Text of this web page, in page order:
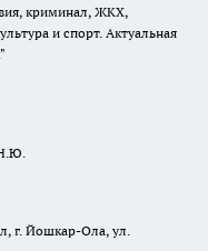
криминал, ЖКХ,
и спорт. Актуальная
Н.Ю.
г. Йошкар-Ола, ул.